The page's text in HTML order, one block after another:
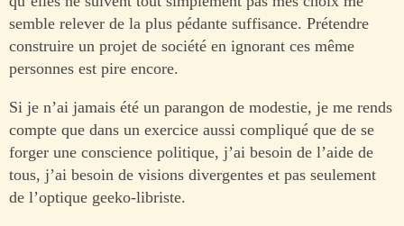
semble relever de la plus pédante suffisance. Prétendre
construire un projet de société en ignorant ces même
personnes est pire encore.
Si je n’ai jamais été un parangon de modestie, je me rends
compte que dans un exercice aussi compliqué que de se
forger une conscience politique, j’ai besoin de l’aide de
tous, j’ai besoin de visions divergentes et pas seulement
de l’optique geeko-libriste.